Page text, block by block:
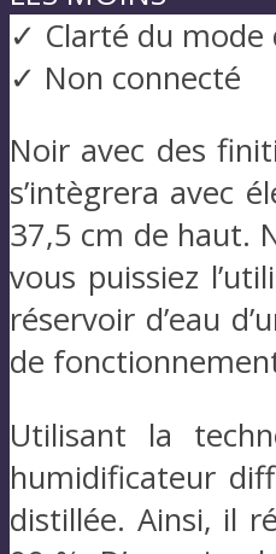
✓ Clarté du mode
✓ Non connecté
Noir avec des
s’intègrera avec
37,5 cm de haut.
vous puissiez
réservoir d’eau
de
Utilisant la
humidificateur
distillée. Ainsi, il